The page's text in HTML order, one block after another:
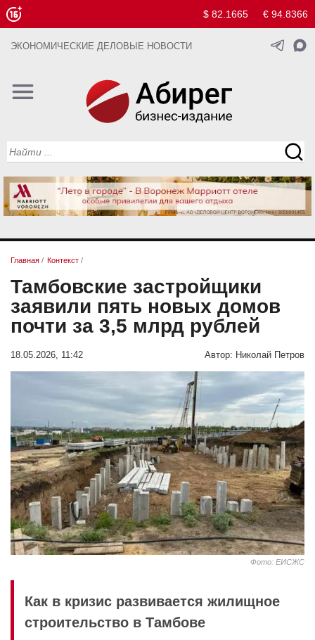
$ 82.1665 € 94.8366
ЭКОНОМИЧЕСКИЕ ДЕЛОВЫЕ НОВОСТИ
Главная / Контекст /
Тамбовские застройщики
заявили пять новых домов
почти за 3,5 млрд рублей
18.05.2026, 11:42 Автор: Николай Петров
Фото: ЕИСЖС
Как в кризис развивается жилищное
строительство в Тамбове